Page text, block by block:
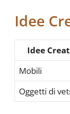
Idee
Idee
Mobili
Oggetti di